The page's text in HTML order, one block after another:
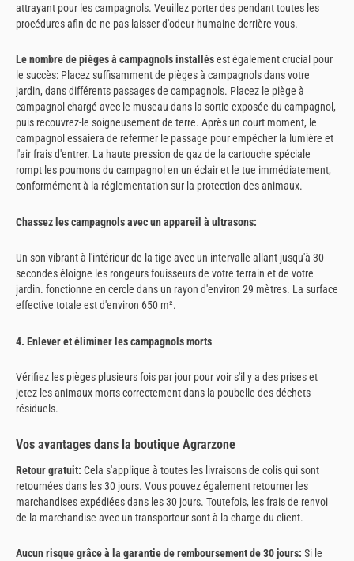
attrayant pour les campagnols. Veuillez porter des pendant toutes les
procédures afin de ne pas laisser d'odeur humaine derrière vous.
Le nombre de pièges à campagnols installésest également crucial pour
le succès: Placez suffisamment de pièges à campagnols dans votre
jardin, dans différents passages de campagnols. Placez le piège à
campagnol chargé avec le museau dans la sortie exposée du campagnol,
puis recouvrez-le soigneusement de terre. Après un court moment, le
campagnol essaiera de refermer le passage pour empêcher la lumière et
l'air frais d'entrer. La haute pression de gaz de la cartouche spéciale
rompt les poumons du campagnol en un éclair et le tue immédiatement,
conformément à la réglementation sur la protection des animaux.
Chassez les campagnols avec un appareil à ultrasons:
Un son vibrant à l'intérieur de la tige avec un intervalle allant jusqu'à 30
secondes éloigne les rongeurs fouisseurs de votre terrain et de votre
jardin. fonctionne en cercle dans un rayon d'environ 29 mètres. La surface
effective totale est d'environ 650 m².
4. Enlever et éliminer les campagnols morts
Vérifiez les pièges plusieurs fois par jour pour voir s'il y a des prises et
jetez les animaux morts correctement dans la poubelle des déchets
résiduels.
Vos avantages dans la boutique Agrarzone
Retour gratuit: Cela s'applique à toutes les livraisons de colis qui sont
retournées dans les 30 jours. Vous pouvez également retourner les
marchandises expédiées dans les 30 jours. Toutefois, les frais de renvoi
de la marchandise avec un transporteur sont à la charge du client.
Aucun risque grâce à la garantie de remboursement de 30 jours: Si le